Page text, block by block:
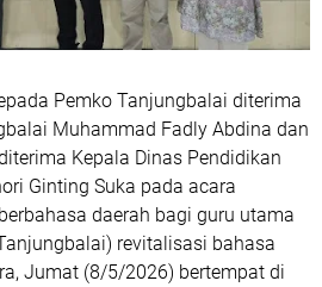
Pemko Tanjungbalai diterima
Muhammad Fadly Abdina dan
Kepala Dinas Pendidikan
Ginting Suka pada acara
daerah bagi guru utama
revitalisasi bahasa
Jumat (8/5/2026) bertempat di